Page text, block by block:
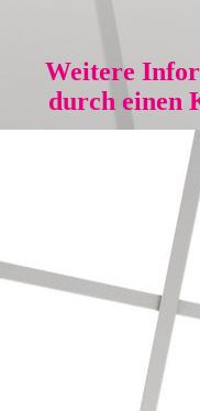
Weitere
durch einen